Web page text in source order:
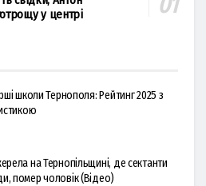
у центрі
школи Тернополя: Рейтинг 2025 з
на Тернопільщині, де сектанти
помер чоловік (Відео)